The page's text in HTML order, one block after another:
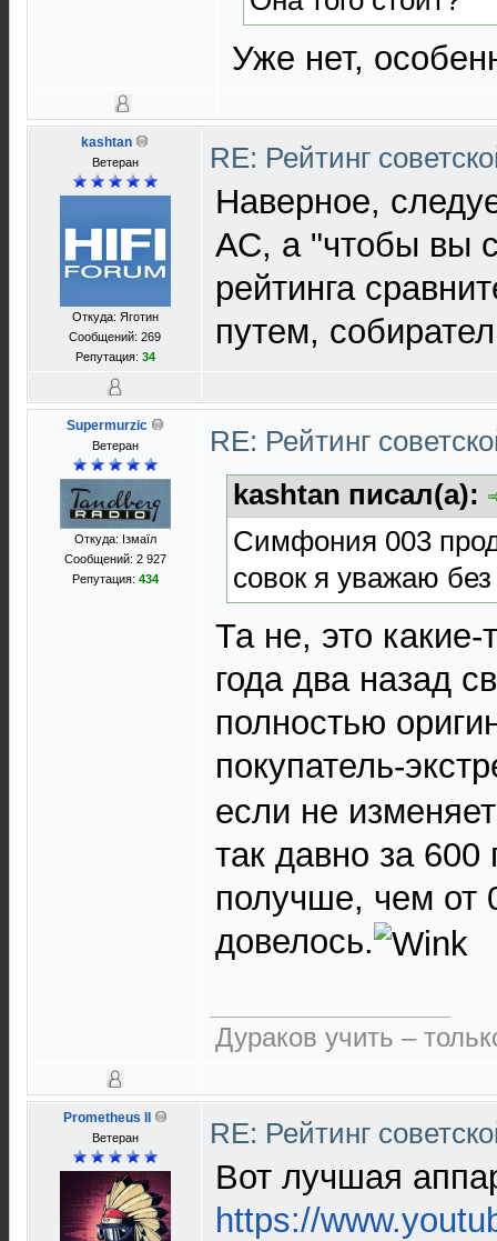
Уже нет,
kashtan
Ветеран
Откуда: Яготин
Сообщений: 269
Репутация: 34
RE: Рейтинг
Наверное,
АС, а "чтобы вы
рейтинга
путем,
Supermurzic
Ветеран
Откуда: Ізмаїл
Сообщений: 2 927
Репутация: 434
RE: Рейтинг
kashtan писал(а):
Симфония 003
совок я уважаю
Та не, это
года два назад
полностью
покупатель-
если не
так давно за
получше, чем от
довелось.
Дураков учить –
Prometheus II
Ветеран RE: Рейтинг
Вот лучшая
https://